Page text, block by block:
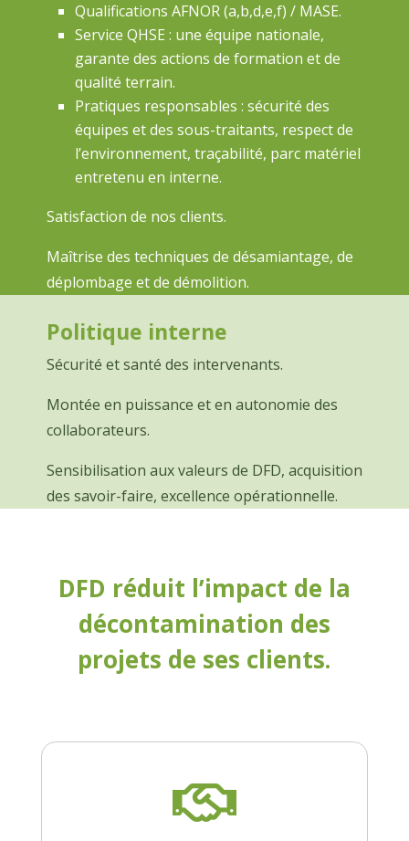
Qualifications AFNOR (a,b,d,e,f) / MASE.
Service QHSE : une équipe nationale,
garante des actions de formation et de
qualité terrain.
Pratiques responsables : sécurité des
équipes et des sous-traitants, respect de
l’environnement, traçabilité, parc matériel
entretenu en interne.
Satisfaction de nos clients.
Maîtrise des techniques de désamiantage, de
déplombage et de démolition.
Politique interne
Sécurité et santé des intervenants.
Montée en puissance et en autonomie des
collaborateurs.
Sensibilisation aux valeurs de DFD, acquisition
des savoir-faire, excellence opérationnelle.
DFD réduit l’impact de la
décontamination des
projets de ses clients.
